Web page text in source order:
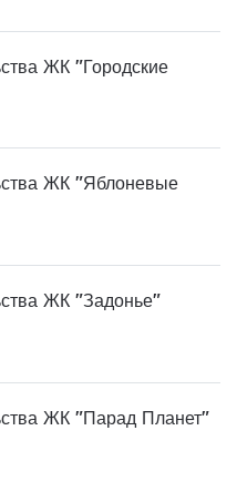
ЖК "Городские
ЖК "Яблоневые
ЖК "Задонье"
ЖК "Парад Планет"